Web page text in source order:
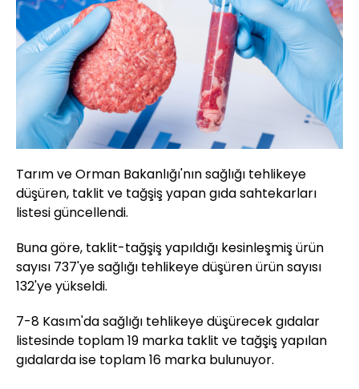
Tarım ve Orman Bakanlığı'nın sağlığı tehlikeye
düşüren, taklit ve tağşiş yapan gıda sahtekarları
listesi güncellendi.
Buna göre, taklit-tağşiş yapıldığı kesinleşmiş ürün
sayısı 737'ye sağlığı tehlikeye düşüren ürün sayısı
132'ye yükseldi.
7-8 Kasım'da sağlığı tehlikeye düşürecek gıdalar
listesinde toplam 19 marka taklit ve tağşiş yapılan
gıdalarda ise toplam 16 marka bulunuyor.